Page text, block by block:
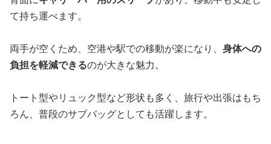
て持ち運べます。
両手が空くため、空港や駅での移動が楽になり、 身体への
負担を軽減できるのが大きな魅力。
トート型やリュック型など形状も多く、旅行や出張はもち
ろん、普段のサブバッグとしても活躍します。